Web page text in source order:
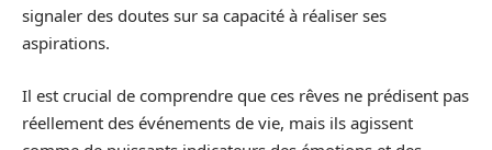
signaler des doutes sur sa capacité à réaliser ses
aspirations.
Il est crucial de comprendre que ces rêves ne prédisent pas
réellement des événements de vie, mais ils agissent